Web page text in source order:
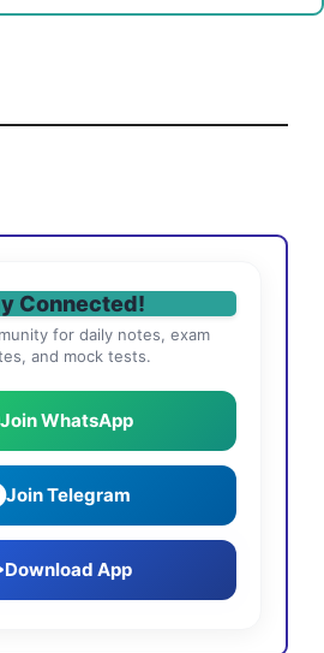
Connected!
for daily notes, exam
and mock tests.
Join WhatsApp
Join Telegram
Download App